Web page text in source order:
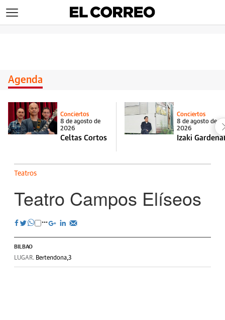
Agenda
Conciertos
8 de agosto de
2026
Celtas Cortos
Conciertos
8 de agosto de
2026
Izaki
Teatros
Teatro Campos Elíseos
BILBAO
LUGAR. Bertendona,3